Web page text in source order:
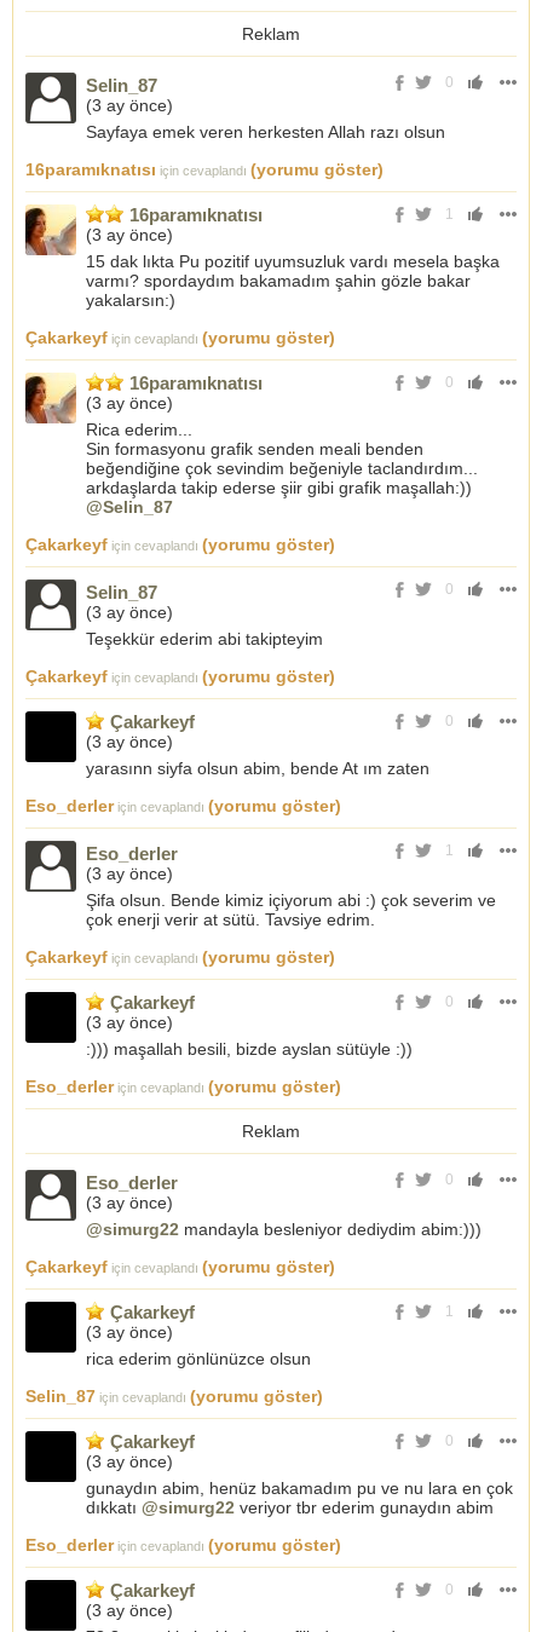
Reklam
0
Selin_87
(3 ay önce)
Sayfaya emek veren herkesten Allah razı olsun
16paramıknatısı için cevaplandı (yorumu göster)
1
16paramıknatısı
(3 ay önce)
15 dak lıkta Pu pozitif uyumsuzluk vardı mesela başka
varmı? spordaydım bakamadım şahin gözle bakar
yakalarsın:)
Çakarkeyf için cevaplandı (yorumu göster)
0
16paramıknatısı
(3 ay önce)
Rica ederim...
Sin formasyonu grafik senden meali benden
beğendiğine çok sevindim beğeniyle taclandırdım...
arkdaşlarda takip ederse şiir gibi grafik maşallah:))
@Selin_87
Çakarkeyf için cevaplandı (yorumu göster)
0
Selin_87
(3 ay önce)
Teşekkür ederim abi takipteyim
Çakarkeyf için cevaplandı (yorumu göster)
0
Çakarkeyf
(3 ay önce)
yarasınn siyfa olsun abim, bende At ım zaten
Eso_derleriçin cevaplandı (yorumu göster)
1
Eso_derler
(3 ay önce)
Şifa olsun. Bende kimiz içiyorum abi :) çok severim ve
çok enerji verir at sütü. Tavsiye edrim.
Çakarkeyf için cevaplandı (yorumu göster)
0
Çakarkeyf
(3 ay önce)
:))) maşallah besili, bizde ayslan sütüyle :))
Eso_derleriçin cevaplandı (yorumu göster)
Reklam
0
Eso_derler
(3 ay önce)
@simurg22 mandayla besleniyor dediydim abim:)))
Çakarkeyf için cevaplandı (yorumu göster)
1
Çakarkeyf
(3 ay önce)
rica ederim gönlünüzce olsun
Selin_87 için cevaplandı (yorumu göster)
0
Çakarkeyf
(3 ay önce)
gunaydın abim, henüz bakamadım pu ve nu lara en çok
dıkkatı @simurg22 veriyor tbr ederim gunaydın abim
Eso_derleriçin cevaplandı (yorumu göster)
0
Çakarkeyf
(3 ay önce)